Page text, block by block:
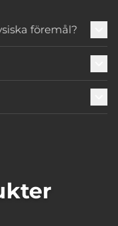
föremål?